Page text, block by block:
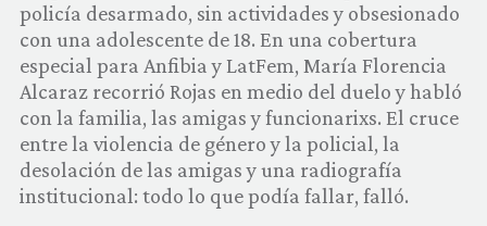
COMUNIDAD
QUIÉNES SOMOS
policía desarmado, sin actividades y obsesionado
con una adolescente de 18. En una cobertura
especial para Anfibia y LatFem, María Florencia
Alcaraz recorrió Rojas en medio del duelo y habló
con la familia, las amigas y funcionarixs. El cruce
entre la violencia de género y la policial, la
desolación de las amigas y una radiografía
institucional: todo lo que podía fallar, falló.